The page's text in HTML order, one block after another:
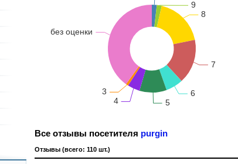
Все отзывы посетителя purgin
Отзывы (всего: 110 шт.)